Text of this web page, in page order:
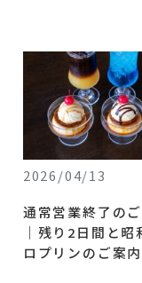
2026/04/13
通常営業終了の
｜残り2日間と昭
ロプリンのご案内